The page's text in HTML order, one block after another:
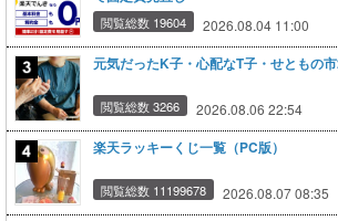
閲覧総数 19604 2026.08.04 11:00
元気だったK子・心配なT子・せともの
閲覧総数 3266 2026.08.06 22:54
楽天ラッキーくじ一覧（PC版）
閲覧総数 11199678 2026.08.07 08:35